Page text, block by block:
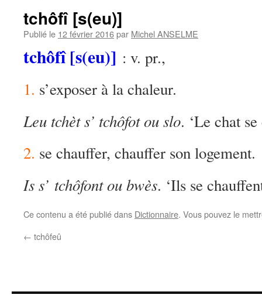
tchôfî [s(eu)]
Publié le 12 février 2016par Michel ANSELME
tchôfî [s(eu)] : v. pr.,
1. s’exposer à la chaleur.
Leu tchèt s’ tchôfot ou slo. ‘Le chat
2. se chauffer, chauffer son logement.
Is s’ tchôfont ou bwès. ‘Ils se
Ce contenu a été publié dans Dictionnaire. Vous pouvez le
← tchôfeû